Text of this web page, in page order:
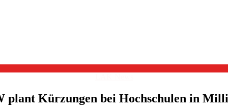
plant Kürzungen bei Hochschulen in